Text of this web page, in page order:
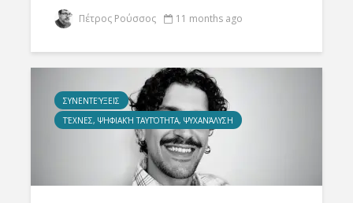
Πέτρος Ρούσσος 11 months ago
ΣΥΝΕΝΤΕΎΞΕΙΣ
ΤΈΧΝΕΣ, ΨΗΦΙΑΚΉ ΤΑΥΤΌΤΗΤΑ, ΨΥΧΑΝΆΛΥΣΗ